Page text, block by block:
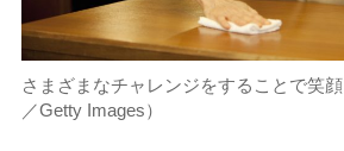
さまざまなチャレンジをすることで笑
／Getty Images）